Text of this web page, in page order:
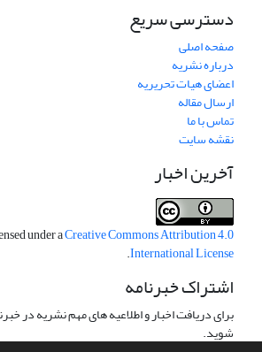
دسترسی سریع
صفحه اصلی
درباره نشریه
اعضای هیات تحریریه
ارسال مقاله
تماس با ما
نقشه سایت
آخرین اخبار
under aCreative Commons Attribution 4.0
International License
.
اشتراک خبرنامه
برای دریافت اخبار و اطلاعیه های مهم نشریه در
شوید.